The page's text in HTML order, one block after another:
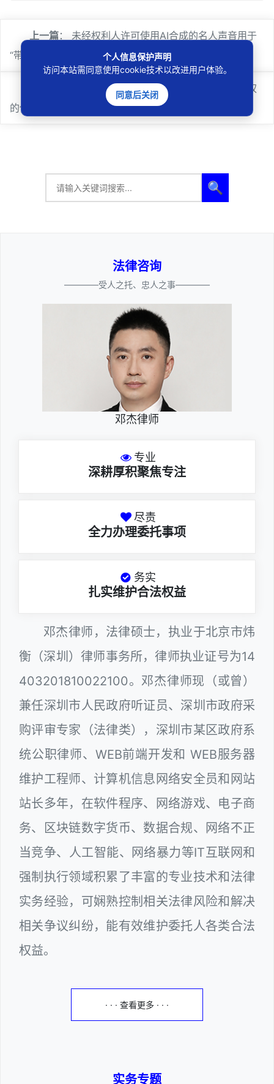
上一篇： 未经权利人许可使用AI合成的名人声音用于
“带货”构成侵权委托推广商家应承担连带责任
未经同意创造自然人的AI形象构成对人格权
的侵害
🔍
法律咨询
————受人之托、忠人之事————
邓杰律师
专业
深耕厚积聚焦专注
尽责
全力办理委托事项
务实
扎实维护合法权益
邓杰律师，法律硕士，执业于北京市炜
衡（深圳）律师事务所，律师执业证号为14
403201810022100。邓杰律师现（或曾）
兼任深圳市人民政府听证员、深圳市政府采
购评审专家（法律类），深圳市某区政府系
统公职律师、WEB前端开发和 WEB服务器
维护工程师、计算机信息网络安全员和网站
站长多年，在软件程序、网络游戏、电子商
务、区块链数字货币、数据合规、网络不正
当竞争、人工智能、网络暴力等IT互联网和
强制执行领域积累了丰富的专业技术和法律
实务经验，可娴熟控制相关法律风险和解决
相关争议纠纷，能有效维护委托人各类合法
权益。
· · · 查看更多 · · ·
实务专题
个人信息保护声明
访问本站需同意使用cookie技术以改进用户体验。
同意后关闭